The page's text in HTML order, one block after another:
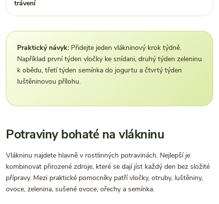
trávení
Praktický návyk: Přidejte jeden vlákninový krok týdně.
Například první týden vločky ke snídani, druhý týden zeleninu
k obědu, třetí týden semínka do jogurtu a čtvrtý týden
luštěninovou přílohu.
Potraviny bohaté na vlákninu
Vlákninu najdete hlavně v rostlinných potravinách. Nejlepší je
kombinovat přirozené zdroje, které se dají jíst každý den bez složité
přípravy. Mezi praktické pomocníky patří vločky, otruby, luštěniny,
ovoce, zelenina, sušené ovoce, ořechy a semínka.